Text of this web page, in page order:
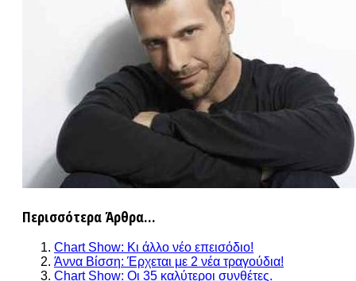
Περισσότερα Άρθρα...
Chart Show: Κι άλλο νέο επεισόδιο!
Άννα Βίσση: Έρχεται με 2 νέα τραγούδια!
Chart Show: Οι 35 καλύτεροι συνθέτες.